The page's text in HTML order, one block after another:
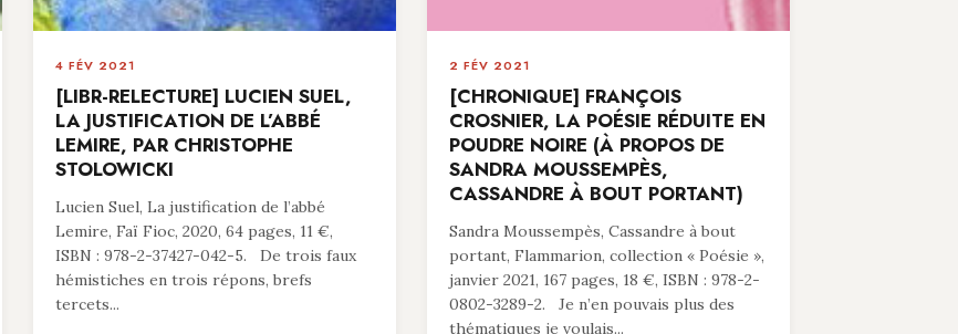
4 FÉV 2021
[LIBR-RELECTURE] LUCIEN SUEL,
LA JUSTIFICATION DE L’ABBÉ
LEMIRE, PAR CHRISTOPHE
STOLOWICKI
Lucien Suel, La justification de l’abbé
Lemire, Faï Fioc, 2020, 64 pages, 11 €,
ISBN : 978-2-37427-042-5. De trois faux
hémistiches en trois répons, brefs
tercets...
2 FÉV 2021
[CHRONIQUE] FRANÇOIS
CROSNIER, LA POÉSIE RÉDUITE EN
POUDRE NOIRE (À PROPOS DE
SANDRA MOUSSEMPÈS,
CASSANDRE À BOUT PORTANT)
Sandra Moussempès, Cassandre à bout
portant, Flammarion, collection « Poésie »,
janvier 2021, 167 pages, 18 €, ISBN : 978-2-
0802-3289-2. Je n’en pouvais plus des
thématiques je voulais...